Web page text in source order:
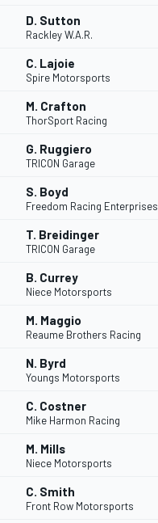
D. Sutton
Rackley W.A.R.
C. Lajoie
Spire Motorsports
M. Crafton
ThorSport Racing
G. Ruggiero
TRICON Garage
S. Boyd
Freedom Racing Enterprises
T. Breidinger
TRICON Garage
B. Currey
Niece Motorsports
M. Maggio
Reaume Brothers Racing
N. Byrd
Youngs Motorsports
C. Costner
Mike Harmon Racing
M. Mills
Niece Motorsports
C. Smith
Front Row Motorsports